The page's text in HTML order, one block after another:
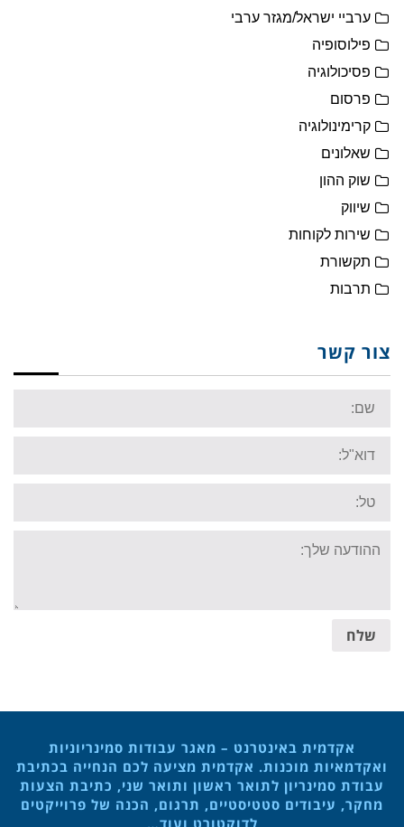
ערביי ישראל/מגזר ערבי
פילוסופיה
פסיכולוגיה
פרסום
קרימינולוגיה
שאלונים
שוק ההון
שיווק
שירות לקוחות
תקשורת
תרבות
צור קשר
Name:
Email:
Tel:
Your
message:
שלח
אקדמית באינטרנט – מאגר עבודות סמינריוניות
ואקדמאיות מוכנות. אקדמית מציעה לכם הנחייה בכתיבת
עבודת סמינריון לתואר ראשון ותואר שני, כתיבת הצעות
מחקר, עיבודים סטטיסטיים, תרגום, הכנה של פרוייקטים
לדוקטורט ועוד…